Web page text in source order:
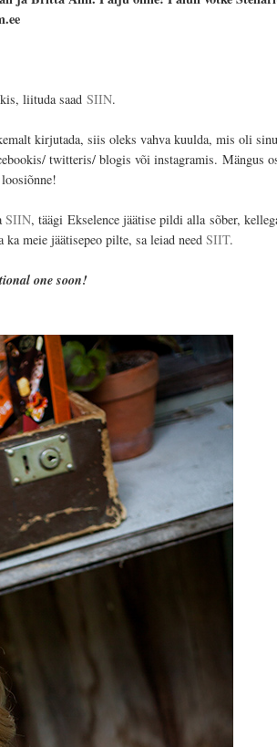
liituda saad SIIN.
kirjutada, siis oleks vahva kuulda, mis oli
twitteris/ blogis või instagramis. Mängus
SIIN, täägiEkselence jäätise pildi allasõber,
meie jäätisepeo pilte, sa leiad needSIIT.
one soon!